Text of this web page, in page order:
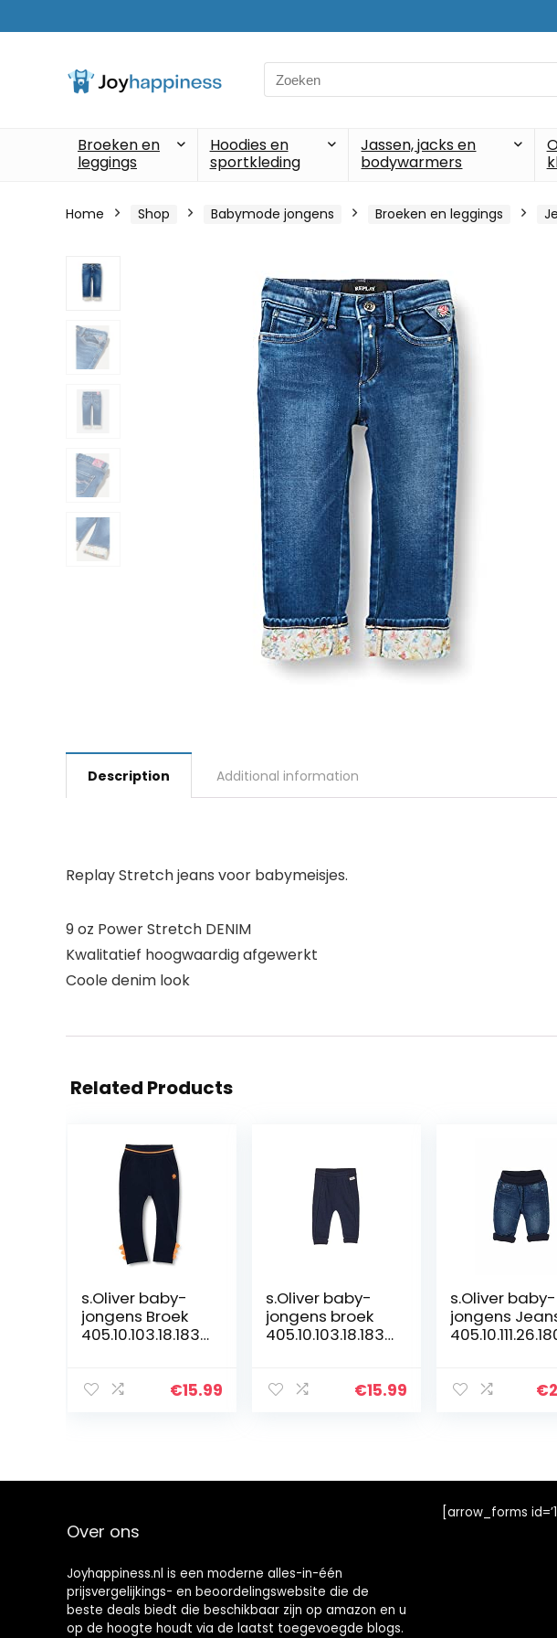
Search
for:
Broeken en
leggings
Hoodies en
sportkleding
Jassen, jacks en
bodywarmers
Home Shop Babymode jongens Broeken en leggings
Description Additional information
Replay Stretch jeans voor babymeisjes.
9 oz Power Stretch DENIM
Kwalitatief hoogwaardig afgewerkt
Coole denim look
Related Products
s.Oliver baby-
jongens Broek
405.10.103.18.183.
€15.99
s.Oliver baby-
jongens broek
405.10.103.18.183.
€15.99
s.Oliver baby-
jongens
€
Over ons
Joyhappiness.nl is een moderne alles-in-één
prijsvergelijkings- en beoordelingswebsite die de
beste deals biedt die beschikbaar zijn op amazon en u
op de hoogte houdt via de laatst toegevoegde blogs.
[arrow_forms